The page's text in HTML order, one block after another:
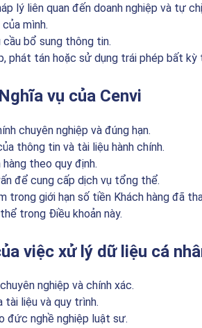
lý liên quan đến doanh nghiệp và tự
mình.
bổ sung thông tin.
phát tán hoặc sử dụng trái phép bất
vụ của Cenvi
chuyên nghiệp và đúng hạn.
thông tin và tài liệu hành chính.
theo quy định.
để cung cấp dịch vụ tổng thể.
trong giới hạn số tiền Khách hàng đã
trong Điều khoản này.
việc xử lý dữ liệu cá
nghiệp và chính xác.
tài liệu và quy trình.
đức nghề nghiệp luật sư.